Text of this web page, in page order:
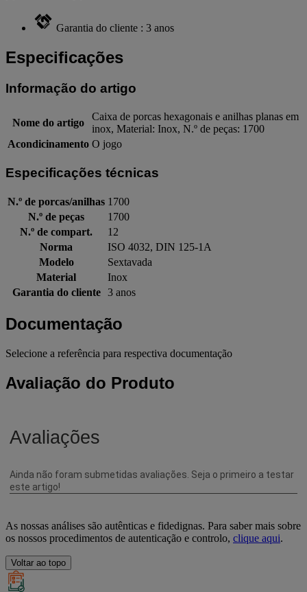
Garantia do cliente : 3 anos
Especificações
Informação do artigo
Nome do artigo
Caixa de porcas hexagonais e anilhas planas em
inox, Material: Inox, N.º de peças: 1700
Acondicinamento O jogo
Especificações técnicas
N.º de porcas/anilhas 1700
N.º de peças
1700
N.º de compart.
12
Norma
ISO 4032, DIN 125-1A
Modelo
Sextavada
Material
Inox
Garantia do cliente
3 anos
Documentação
Selecione a referência para respectiva documentação
Avaliação do Produto
As nossas análises são autênticas e fidedignas. Para saber mais sobre
os nossos procedimentos de autenticação e controlo, clique aqui.
Voltar ao topo